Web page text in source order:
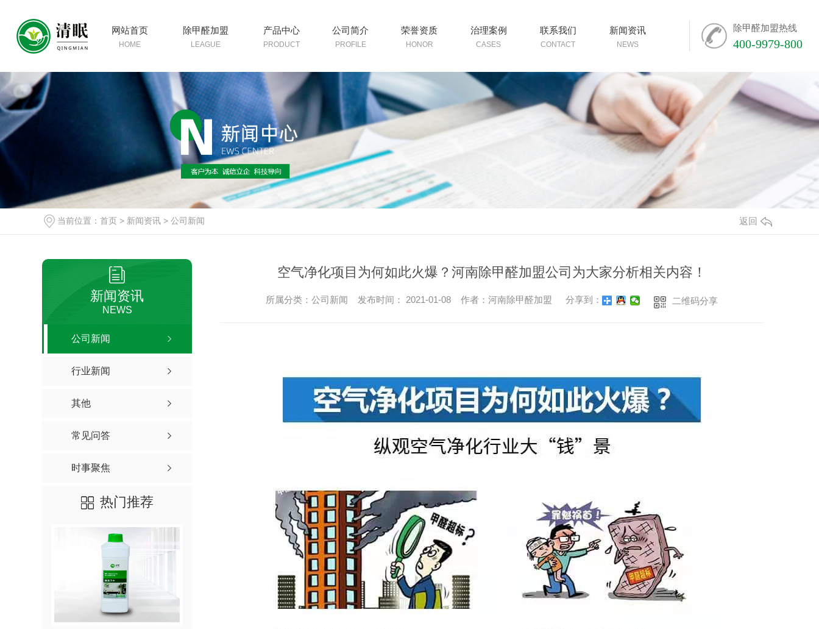
除甲醛加盟热线
400-9979-800
网站首页
HOME
除甲醛加盟
LEAGUE
产品中心
PRODUCT
公司简介
PROFILE
荣誉资质
HONOR
治理案例
CASES
联系我们
CONTACT
新闻资讯
NEWS
当前位置： 首页 > 新闻资讯 > 公司新闻 返回
新闻资讯
NEWS
公司新闻
行业新闻
其他
常见问答
时事聚焦
热门推荐
空气净化项目为何如此火爆？河南除甲醛加盟公司为大家分析相关内容！
所属分类：公司新闻 发布时间： 2021-01-08 作者：河南除甲醛加盟 分享到： 二维码分享